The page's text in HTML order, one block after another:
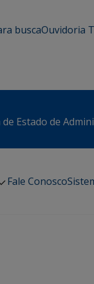
buscaOuvidoria
Estado de
Fale Conosco